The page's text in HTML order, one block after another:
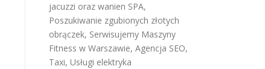
jacuzzi oraz wanien SPA,
Poszukiwanie zgubionych złotych
obrączek, Serwisujemy Maszyny
Fitness w Warszawie, Agencja SEO,
Taxi, Usługi elektryka